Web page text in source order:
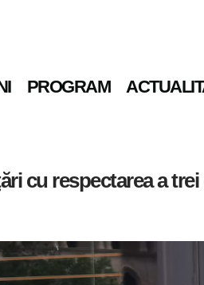
PROGRAM
cu respectarea a